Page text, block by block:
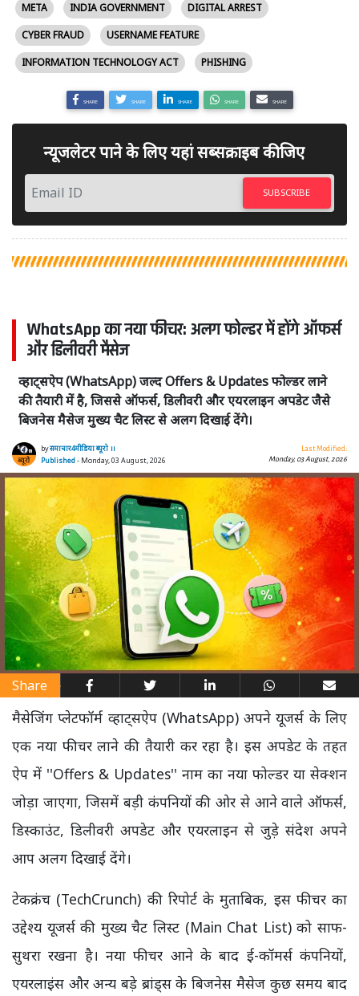
META
INDIA GOVERNMENT
DIGITAL ARREST
CYBER FRAUD
USERNAME FEATURE
INFORMATION TECHNOLOGY ACT
PHISHING
SHARE SHARE SHARE SHARE SHARE
न्यूजलेटर पाने के लिए यहां सब्सक्राइब कीजिए
SUBSCRIBE
WhatsApp का नया फीचर: अलग फोल्डर में होंगे ऑफर्स
और डिलीवरी मैसेज
व्हाट्सऐप (WhatsApp) जल्द Offers & Updates फोल्डर लाने
की तैयारी में है, जिससे ऑफर्स, डिलीवरी और एयरलाइन अपडेट जैसे
बिजनेस मैसेज मुख्य चैट लिस्ट से अलग दिखाई देंगे।
byसमाचार4मीडिया ब्यूरो ।।
Published- Monday, 03 August, 2026
Last Modified:
Monday, 03 August, 2026
Share
मैसेजिंग प्लेटफॉर्म व्हाट्सऐप (WhatsApp) अपने यूजर्स के लिए
एक नया फीचर लाने की तैयारी कर रहा है। इस अपडेट के तहत
ऐप में ''Offers & Updates'' नाम का नया फोल्डर या सेक्शन
जोड़ा जाएगा, जिसमें बड़ी कंपनियों की ओर से आने वाले ऑफर्स,
डिस्काउंट, डिलीवरी अपडेट और एयरलाइन से जुड़े संदेश अपने
आप अलग दिखाई देंगे।
टेकक्रंच (TechCrunch) की रिपोर्ट के मुताबिक, इस फीचर का
उद्देश्य यूजर्स की मुख्य चैट लिस्ट (Main Chat List) को साफ-
सुथरा रखना है। नया फीचर आने के बाद ई-कॉमर्स कंपनियों,
एयरलाइंस और अन्य बड़े ब्रांड्स के बिजनेस मैसेज कुछ समय बाद